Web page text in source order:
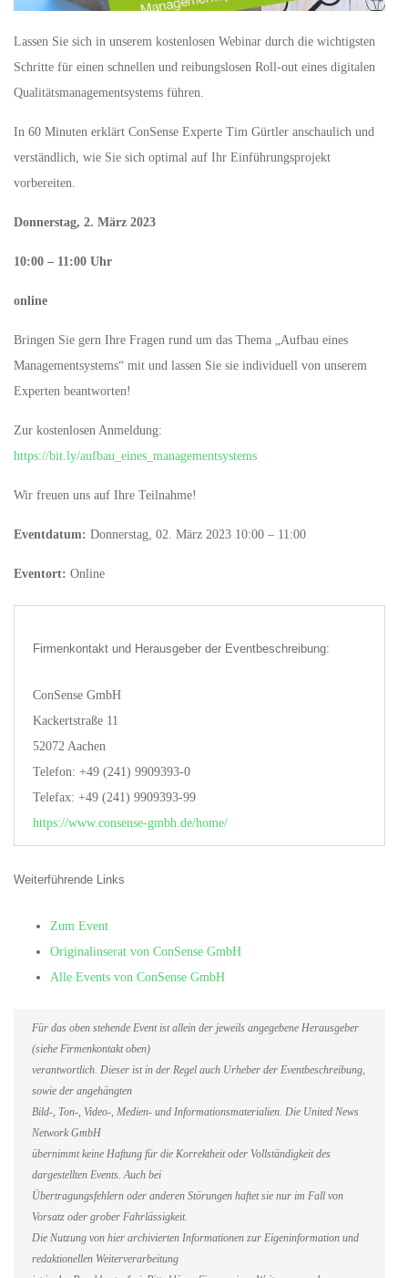
Lassen Sie sich in unserem kostenlosen Webinar durch die wichtigsten
Schritte für einen schnellen und reibungslosen Roll-out eines digitalen
Qualitätsmanagementsystems führen.
In 60 Minuten erklärt ConSense Experte Tim Gürtler anschaulich und
verständlich, wie Sie sich optimal auf Ihr Einführungsprojekt
vorbereiten.
Donnerstag, 2. März 2023
10:00 – 11:00 Uhr
online
Bringen Sie gern Ihre Fragen rund um das Thema „Aufbau eines
Managementsystems“ mit und lassen Sie sie individuell von unserem
Experten beantworten!
Zur kostenlosen Anmeldung:
https://bit.ly/aufbau_eines_managementsystems
Wir freuen uns auf Ihre Teilnahme!
Eventdatum: Donnerstag, 02. März 2023 10:00 – 11:00
Eventort: Online
Firmenkontakt und Herausgeber der Eventbeschreibung:
ConSense GmbH
Kackertstraße 11
52072 Aachen
Telefon: +49 (241) 9909393-0
Telefax: +49 (241) 9909393-99
https://www.consense-gmbh.de/home/
Weiterführende Links
Zum Event
Originalinserat von ConSense GmbH
Alle Events von ConSense GmbH
Für das oben stehende Event ist allein der jeweils angegebene Herausgeber
(siehe Firmenkontakt oben)
verantwortlich. Dieser ist in der Regel auch Urheber der Eventbeschreibung,
sowie der angehängten
Bild-, Ton-, Video-, Medien- und Informationsmaterialien. Die United News
Network GmbH
übernimmt keine Haftung für die Korrektheit oder Vollständigkeit des
dargestellten Events. Auch bei
Übertragungsfehlern oder anderen Störungen haftet sie nur im Fall von
Vorsatz oder grober Fahrlässigkeit.
Die Nutzung von hier archivierten Informationen zur Eigeninformation und
redaktionellen Weiterverarbeitung